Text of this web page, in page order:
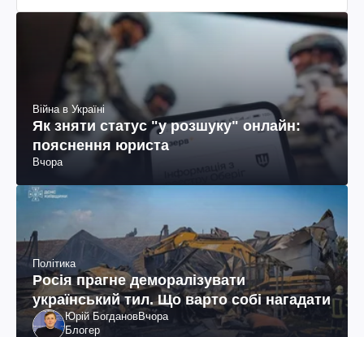
Війна в Україні
Як зняти статус "у розшуку" онлайн:
пояснення юриста
Вчора
Політика
Росія прагне деморалізувати
український тил. Що варто собі нагадати
Юрій БогдановВчора
Блогер